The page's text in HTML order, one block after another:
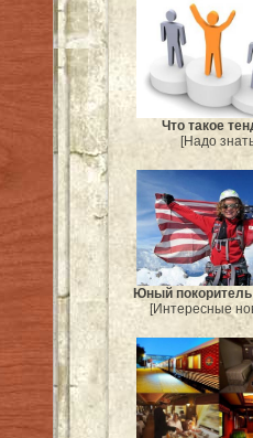
Что такое
[Надо
Юный
[Интересные